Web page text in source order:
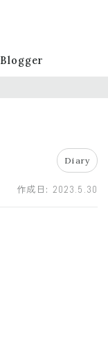
Blogger
Diary
作成日: 2023.5.30